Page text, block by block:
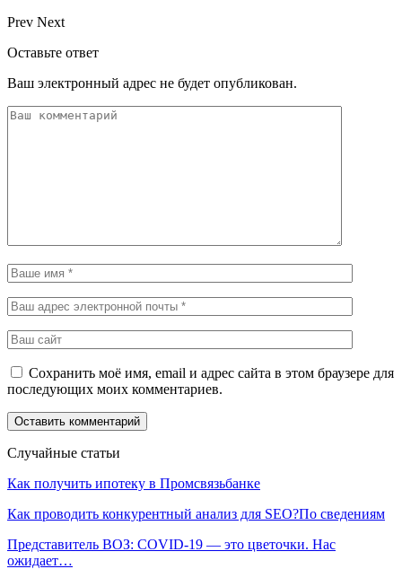
Prev Next
Оставьте ответ
Ваш электронный адрес не будет опубликован.
Сохранить моё имя, email и адрес сайта в этом браузере для
последующих моих комментариев.
Случайные статьи
Как получить ипотеку в Промсвязьбанке
Как проводить конкурентный анализ для SEO?По сведениям
Представитель ВОЗ: COVID-19 — это цветочки. Нас
ожидает…